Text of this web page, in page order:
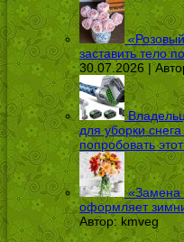
заставить тело
30.07.2026 |
для уборки
попробовать
«Замена
оформляет
Автор: kmveg